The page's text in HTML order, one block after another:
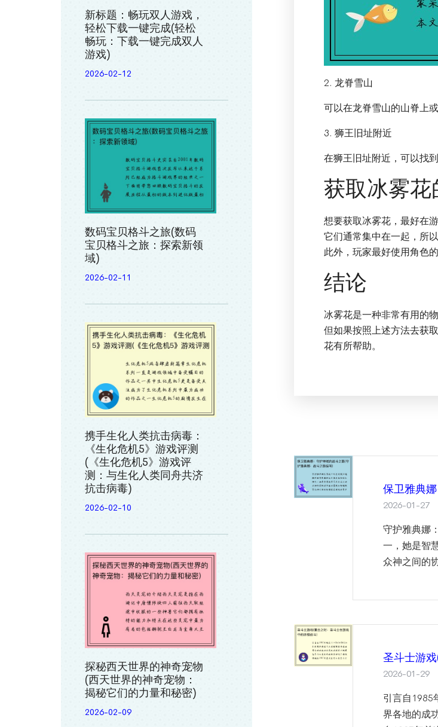
2. 龙脊雪山
可以在龙脊雪山的山脊上
3. 狮王旧址附近
在狮王旧址附近，可以找
获取冰雾花
想要获取冰雾花，最好在
它们通常集中在一起，所
此外，玩家最好使用角色
结论
冰雾花是一种非常有用的
但如果按照上述方法去获
花有所帮助。
保卫雅典
2026-01-27
守护雅典娜
一，她是智
众神之间的
圣斗士游
2026-01-29
引言自1985
界各地的成
新标题：畅玩双人游戏，
轻松下载一键完成(轻松
畅玩：下载一键完成双人
游戏)
2026-02-12
数码宝贝格斗之旅(数码
宝贝格斗之旅：探索新领
域)
2026-02-11
携手生化人类抗击病毒：
《生化危机5》游戏评测
(《生化危机5》游戏评
测：与生化人类同舟共济
抗击病毒)
2026-02-10
探秘西天世界的神奇宠物
(西天世界的神奇宠物：
揭秘它们的力量和秘密)
2026-02-09